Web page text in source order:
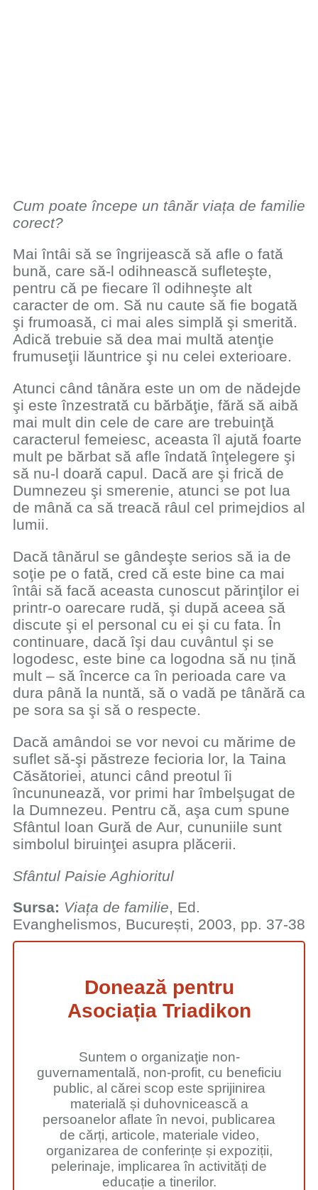
Cum poate începe un tânăr viața de familie
corect?
Mai întâi să se îngrijească să afle o fată
bună, care să-l odihnească sufleteşte,
pentru că pe fiecare îl odihneşte alt
caracter de om. Să nu caute să fie bogată
şi frumoasă, ci mai ales simplă şi smerită.
Adică trebuie să dea mai multă atenţie
frumuseţii lăuntrice şi nu celei exterioare.
Atunci când tânăra este un om de nădejde
şi este înzestrată cu bărbăţie, fără să aibă
mai mult din cele de care are trebuinţă
caracterul femeiesc, aceasta îl ajută foarte
mult pe bărbat să afle îndată înţelegere şi
să nu-l doară capul. Dacă are şi frică de
Dumnezeu şi smerenie, atunci se pot lua
de mână ca să treacă râul cel primejdios al
lumii.
Dacă tânărul se gândeşte serios să ia de
soţie pe o fată, cred că este bine ca mai
întâi să facă aceasta cunoscut părinţilor ei
printr-o oarecare rudă, şi după aceea să
discute şi el personal cu ei şi cu fata. În
continuare, dacă îşi dau cuvântul şi se
logodesc, este bine ca logodna să nu țină
mult – să încerce ca în perioada care va
dura până la nuntă, să o vadă pe tânără ca
pe sora sa şi să o respecte.
Dacă amândoi se vor nevoi cu mărime de
suflet să-şi păstreze fecioria lor, la Taina
Căsătoriei, atunci când preotul îi
încununează, vor primi har îmbelşugat de
la Dumnezeu. Pentru că, aşa cum spune
Sfântul loan Gură de Aur, cununiile sunt
simbolul biruinţei asupra plăcerii.
Sfântul Paisie Aghioritul
Sursa: Viața de familie, Ed.
Evanghelismos, București, 2003, pp. 37-38
Donează pentru
Asociația Triadikon
Suntem o organizaţie non-
guvernamentală, non-profit, cu beneficiu
public, al cărei scop este sprijinirea
materială și duhovnicească a
persoanelor aflate în nevoi, publicarea
de cărți, articole, materiale video,
organizarea de conferințe și expoziții,
pelerinaje, implicarea în activități de
educație a tinerilor.